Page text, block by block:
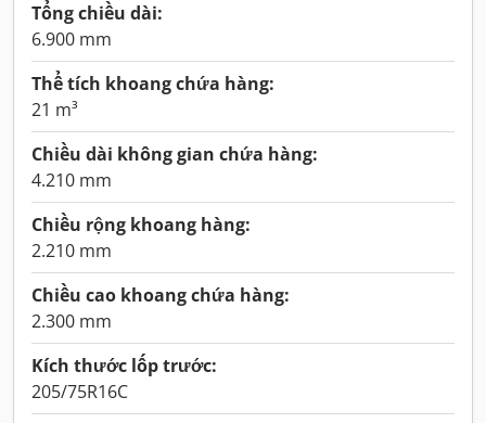
Tổng chiều dài:
6.900 mm
Thể tích khoang chứa hàng:
21 m³
Chiều dài không gian chứa hàng:
4.210 mm
Chiều rộng khoang hàng:
2.210 mm
Chiều cao khoang chứa hàng:
2.300 mm
Kích thước lốp trước:
205/75R16C